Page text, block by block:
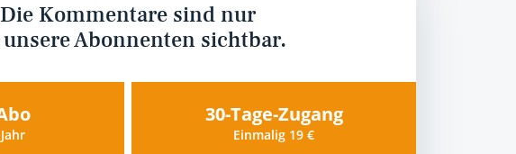
Die Kommentare sind nur
Abonnenten sichtbar.
30-Tage-Zugang
Einmalig 19 €